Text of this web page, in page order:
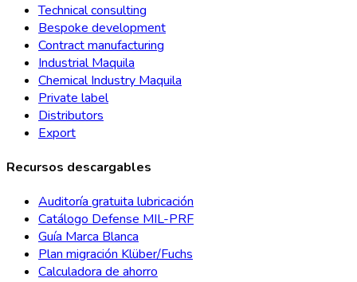
Technical consulting
Bespoke development
Contract manufacturing
Industrial Maquila
Chemical Industry Maquila
Private label
Distributors
Export
Recursos descargables
Auditoría gratuita lubricación
Catálogo Defense MIL-PRF
Guía Marca Blanca
Plan migración Klüber/Fuchs
Calculadora de ahorro